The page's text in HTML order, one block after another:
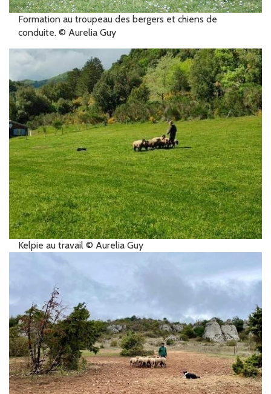
Formation au troupeau des bergers et chiens de
conduite. © Aurelia Guy
Kelpie au travail © Aurelia Guy